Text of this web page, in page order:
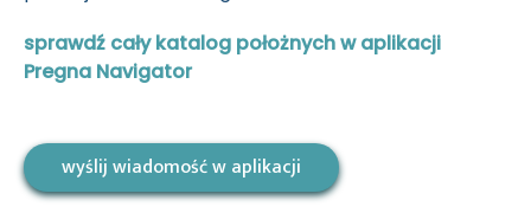
sprawdź cały katalog położnych w aplikacji
Pregna Navigator
wyślij wiadomość w aplikacji